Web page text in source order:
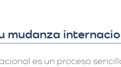
mudanza
es un proceso